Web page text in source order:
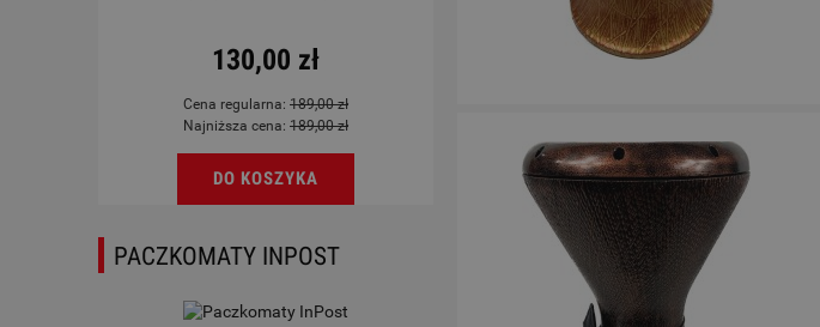
130,00 zł
Cena regularna: 189,00 zł
Najniższa cena: 189,00 zł
DO KOSZYKA
299,00 zł
DO KOSZYKA
PACZKOMATY INPOST